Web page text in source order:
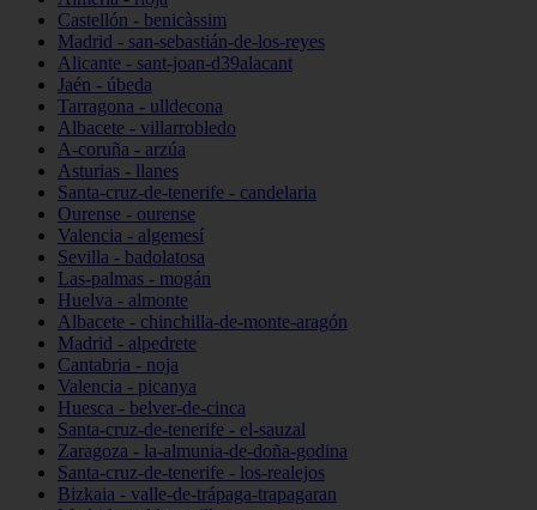
Castellón - benicàssim
Madrid - san-sebastián-de-los-reyes
Alicante - sant-joan-d39alacant
Jaén - úbeda
Tarragona - ulldecona
Albacete - villarrobledo
A-coruña - arzúa
Asturias - llanes
Santa-cruz-de-tenerife - candelaria
Ourense - ourense
Valencia - algemesí
Sevilla - badolatosa
Las-palmas - mogán
Huelva - almonte
Albacete - chinchilla-de-monte-aragón
Madrid - alpedrete
Cantabria - noja
Valencia - picanya
Huesca - belver-de-cinca
Santa-cruz-de-tenerife - el-sauzal
Zaragoza - la-almunia-de-doña-godina
Santa-cruz-de-tenerife - los-realejos
Bizkaia - valle-de-trápaga-trapagaran